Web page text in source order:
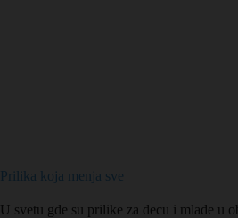
Prilika koja menja sve
U svetu gde su prilike za decu i mlade u